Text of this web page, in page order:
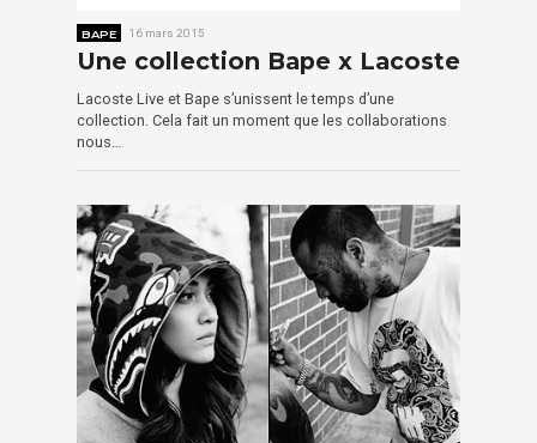
BAPE 16 mars 2015
Une collection Bape x Lacoste
Lacoste Live et Bape s’unissent le temps d’une
collection. Cela fait un moment que les collaborations
nous…